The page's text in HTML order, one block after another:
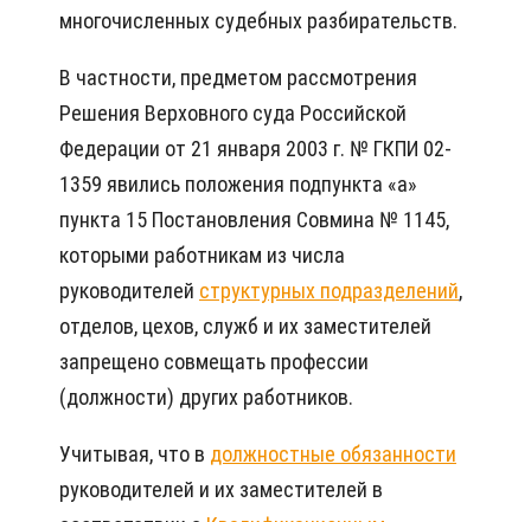
многочисленных судебных разбирательств.
В частности, предметом рассмотрения
Решения Верховного суда Российской
Федерации от 21 января 2003 г. № ГКПИ 02-
1359 явились положения подпункта «а»
пункта 15 Постановления Совмина № 1145,
которыми работникам из числа
руководителей структурных подразделений,
отделов, цехов, служб и их заместителей
запрещено совмещать профессии
(должности) других работников.
Учитывая, что в должностные обязанности
руководителей и их заместителей в